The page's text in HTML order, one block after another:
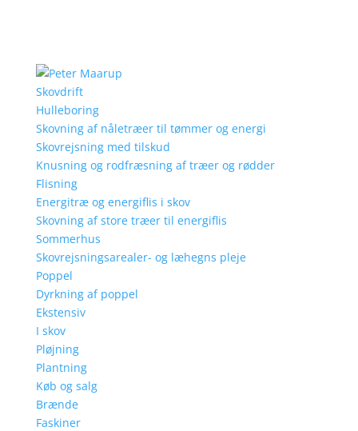
Skovdrift
Hulleboring
Skovning af nåletræer til tømmer og energi
Skovrejsning med tilskud
Knusning og rodfræsning af træer og rødder
Flisning
Energitræ og energiflis i skov
Skovning af store træer til energiflis
Sommerhus
Skovrejsningsarealer- og læhegns pleje
Poppel
Dyrkning af poppel
Ekstensiv
I skov
Pløjning
Plantning
Køb og salg
Brænde
Faskiner